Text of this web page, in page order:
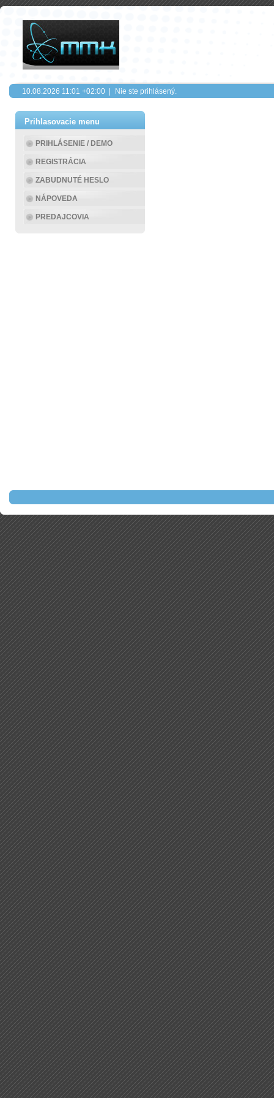
10.08.2026 11:01 +02:00 | Nie ste prihlásený.
Prihlasovacie menu
PRIHLÁSENIE / DEMO
REGISTRÁCIA
ZABUDNUTÉ HESLO
NÁPOVEDA
PREDAJCOVIA